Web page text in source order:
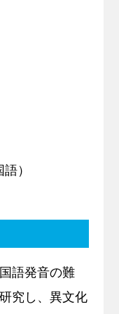
）
語発音の難
究し、異文化